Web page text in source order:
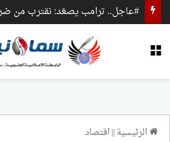
الرئيسية||اقتصاد